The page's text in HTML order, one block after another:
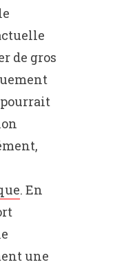
de gros
pourrait
. En
une